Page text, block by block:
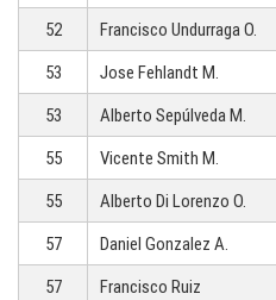
52
Francisco Undurraga O.
53
Jose Fehlandt M.
53
Alberto Sepúlveda M.
55
Vicente Smith M.
55
Alberto Di Lorenzo O.
57
Daniel Gonzalez A.
57
Francisco Ruiz